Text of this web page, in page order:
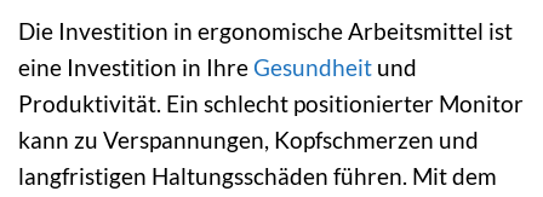
Die Investition in ergonomische Arbeitsmittel ist
eine Investition in Ihre Gesundheit und
Produktivität. Ein schlecht positionierter Monitor
kann zu Verspannungen, Kopfschmerzen und
langfristigen Haltungsschäden führen. Mit dem